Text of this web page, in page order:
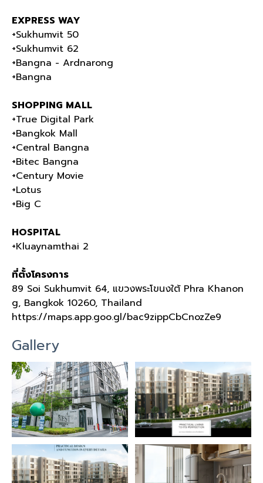
EXPRESS WAY
+Sukhumvit 50
+Sukhumvit 62
+Bangna - Ardnarong
+Bangna
SHOPPING MALL
+True Digital Park
+Bangkok Mall
+Central Bangna
+Bitec Bangna
+Century Movie
+Lotus
+Big C
HOSPITAL
+Kluaynamthai 2
ที่ตั้งโครงการ
89 Soi Sukhumvit 64, แขวงพระโขนงใต้Phra Khanon
g, Bangkok 10260, Thailand
https://maps.app.goo.gl/bac9zippCbCnozZe9
Gallery